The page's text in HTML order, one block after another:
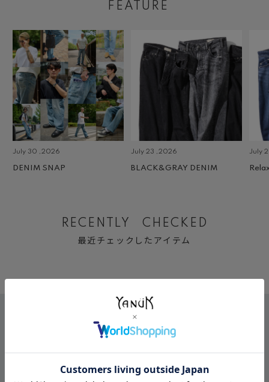
FEATURE
July 30 ,2026
DENIM SNAP
July 23 ,2026
BLACK&GRAY DENIM
July 2
Relax
RECENTLY CHECKED
最近チェックしたアイテム